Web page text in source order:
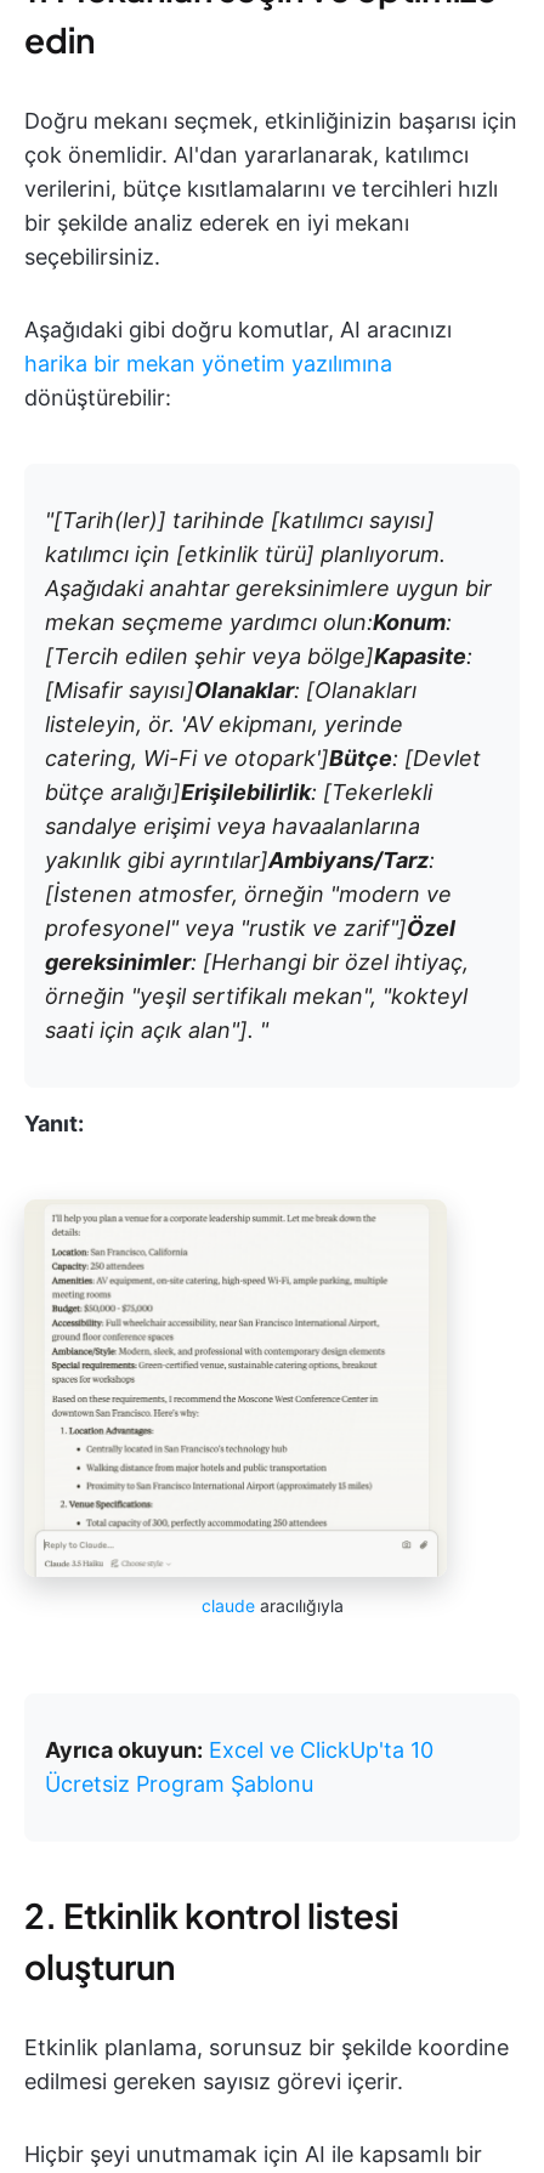
edin
Doğru mekanı seçmek, etkinliğinizin başarısı için
çok önemlidir. AI'dan yararlanarak, katılımcı
verilerini, bütçe kısıtlamalarını ve tercihleri hızlı
bir şekilde analiz ederek en iyi mekanı
seçebilirsiniz.
Aşağıdaki gibi doğru komutlar, AI aracınızı
harika bir mekan yönetim yazılımına
dönüştürebilir:
"[Tarih(ler)] tarihinde [katılımcı sayısı]
katılımcı için [etkinlik türü] planlıyorum.
Aşağıdaki anahtar gereksinimlere uygun bir
mekan seçmeme yardımcı olun:Konum:
[Tercih edilen şehir veya bölge]Kapasite:
[Misafir sayısı]Olanaklar: [Olanakları
listeleyin, ör. 'AV ekipmanı, yerinde
catering, Wi-Fi ve otopark']Bütçe: [Devlet
bütçe aralığı]Erişilebilirlik: [Tekerlekli
sandalye erişimi veya havaalanlarına
yakınlık gibi ayrıntılar]Ambiyans/Tarz:
[İstenen atmosfer, örneğin "modern ve
profesyonel" veya "rustik ve zarif"]Özel
gereksinimler: [Herhangi bir özel ihtiyaç,
örneğin "yeşil sertifikalı mekan", "kokteyl
saati için açık alan"]. "
Yanıt:
claudearacılığıyla
Ayrıca okuyun: Excel ve ClickUp'ta 10
Ücretsiz Program Şablonu
2. Etkinlik kontrol listesi
oluşturun
Etkinlik planlama, sorunsuz bir şekilde koordine
edilmesi gereken sayısız görevi içerir.
Hiçbir şeyi unutmamak için AI ile kapsamlı bir